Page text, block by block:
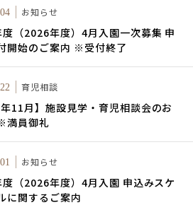
お知らせ
（2026年度）4月入園一次募集 申
開始のご案内 ※受付終了
育児相談
年11月】施設見学・育児相談会のお
満員御礼
お知らせ
（2026年度）4月入園 申込みスケ
に関するご案内